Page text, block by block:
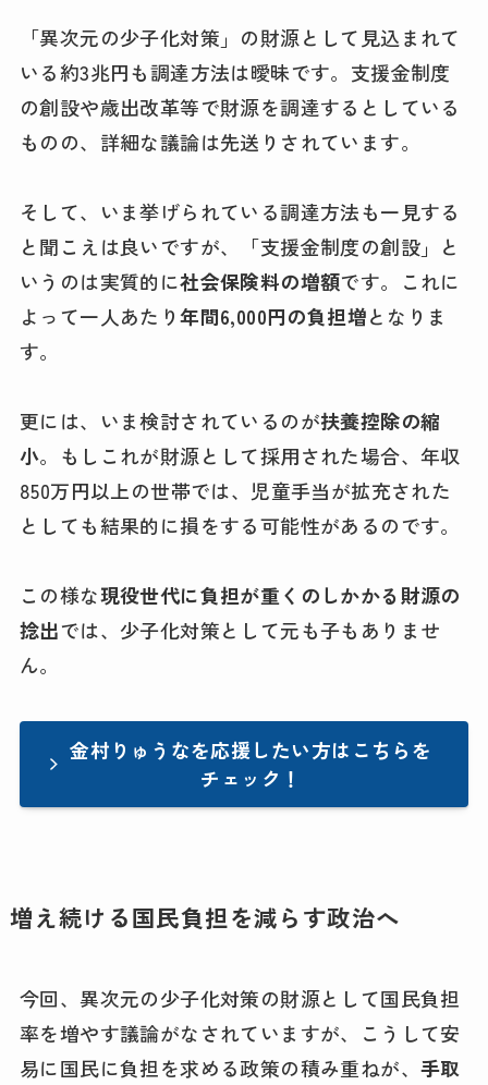
「異次元の少子化対策」の財源として見込まれて
いる約3兆円も調達方法は曖昧です。支援金制度
の創設や歳出改革等で財源を調達するとしている
ものの、詳細な議論は先送りされています。
そして、いま挙げられている調達方法も一見する
と聞こえは良いですが、「支援金制度の創設」と
いうのは実質的に社会保険料の増額です。これに
よって一人あたり年間6,000円の負担増となりま
す。
更には、いま検討されているのが扶養控除の縮
小。もしこれが財源として採用された場合、年収
850万円以上の世帯では、児童手当が拡充された
としても結果的に損をする可能性があるのです。
この様な現役世代に負担が重くのしかかる財源の
捻出では、少子化対策として元も子もありませ
ん。
金村りゅうなを応援したい方はこちらを
チェック！
増え続ける国民負担を減らす政治へ
今回、異次元の少子化対策の財源として国民負担
率を増やす議論がなされていますが、こうして安
易に国民に負担を求める政策の積み重ねが、 手取